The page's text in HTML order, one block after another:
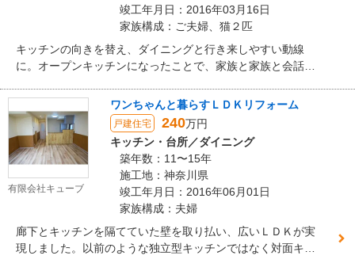
竣工年月日：2016年03月16日
家族構成：ご夫婦、猫２匹
キッチンの向きを替え、ダイニングと行き来しやすい動線
に。オープンキッチンになったことで、家族と家族と会話の
有限会社キューブ
ワンちゃんと暮らすＬＤＫリフォーム
戸建住宅 240万円
キッチン・台所／ダイニング
築年数：11〜15年
施工地：神奈川県
竣工年月日：2016年06月01日
家族構成：夫婦
廊下とキッチンを隔てていた壁を取り払い、広いＬＤＫが実
現しました。以前のような独立型キッチンではなく対面キッ